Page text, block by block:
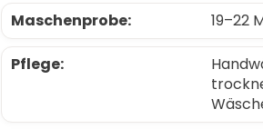
Maschenprobe: 19–22
Pflege: